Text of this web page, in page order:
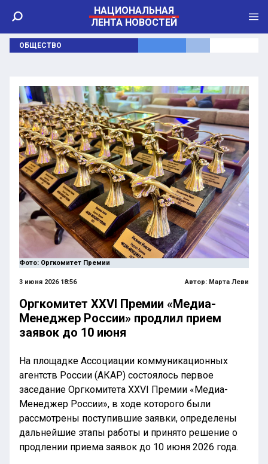
НАЦИОНАЛЬНАЯ
ЛЕНТА НОВОСТЕЙ
ОБЩЕСТВО
Фото: Оргкомитет Премии
3 июня 2026 18:56 Автор: Марта Леви
Оргкомитет XXVI Премии «Медиа-
Менеджер России» продлил прием
заявок до 10 июня
На площадке Ассоциации коммуникационных
агентств России (АКАР) состоялось первое
заседание Оргкомитета XXVI Премии «Медиа-
Менеджер России», в ходе которого были
рассмотрены поступившие заявки, определены
дальнейшие этапы работы и принято решение о
продлении приема заявок до 10 июня 2026 года.